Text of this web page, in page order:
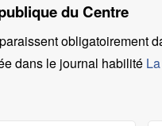
du Centre
obligatoirement
dans le journal habilité